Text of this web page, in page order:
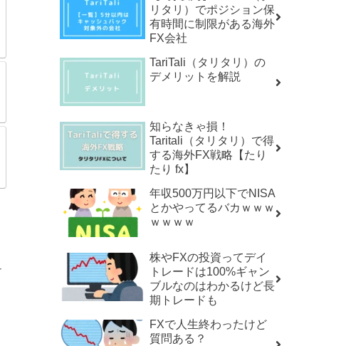
リタリ）でポジション保
有時間に制限がある海外
FX会社
TariTali（タリタリ）の
デメリットを解説
知らなきゃ損！
Taritali（タリタリ）で得
する海外FX戦略【たり
たり fx】
年収500万円以下でNISA
とかやってるバカｗｗｗ
ｗｗｗｗ
株やFXの投資ってデイ
トレードは100%ギャン
ブルなのはわかるけど長
期トレードも
FXで人生終わったけど
質問ある？